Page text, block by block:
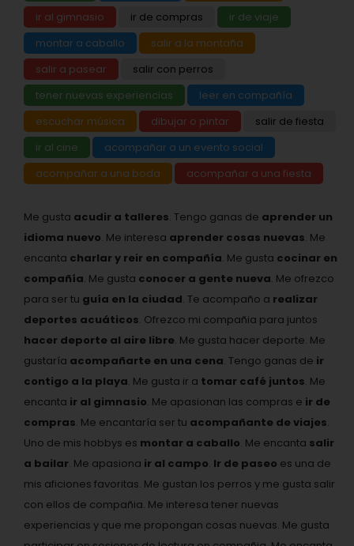
ir al gimnasio ir de compras
ir de viaje
montar a caballo
salir a la montaña
salir a pasear
salir con perros
tener nuevas experiencias
leer en compañía
escuchar música
dibujar o pintar
salir de fiesta
ir al cine
acompañar a un evento social
acompañar a una boda
acompañar a una fiesta
Me gusta acudir a talleres. Tengo ganas de aprender un
idioma nuevo. Me interesa aprender cosas nuevas. Me
encanta charlar y reir en compañía. Me gusta cocinar en
compañía. Me gusta conocer a gente nueva. Me ofrezco
para ser tu guía en la ciudad. Te acompaño a realizar
deportes acuáticos. Ofrezco mi compañia para juntos
hacer deporte al aire libre. Me gusta hacer deporte. Me
gustaría acompañarte en una cena. Tengo ganas de ir
contigo a la playa. Me gusta ir a tomar café juntos. Me
encanta ir al gimnasio. Me apasionan las compras e ir de
compras. Me encantaría ser tu acompañante de viajes.
Uno de mis hobbys es montar a caballo. Me encanta salir
a bailar. Me apasiona ir al campo. Ir de paseo es una de
mis aficiones favoritas. Me gustan los perros y me gusta salir
con ellos de compañia. Me interesa tener nuevas
experiencias y que me propongan cosas nuevas. Me gusta